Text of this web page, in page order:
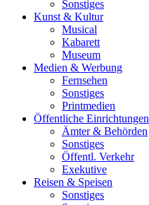
Sonstiges
Kunst & Kultur
Musical
Kabarett
Museum
Medien & Werbung
Fernsehen
Sonstiges
Printmedien
Öffentliche Einrichtungen
Ämter & Behörden
Sonstiges
Öffentl. Verkehr
Exekutive
Reisen & Speisen
Sonstiges